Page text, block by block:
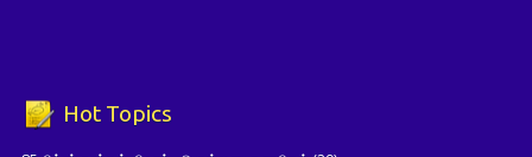
Hot Topics